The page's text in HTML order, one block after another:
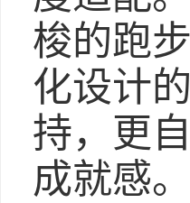
梭的跑
化设计
持，更
成就感。